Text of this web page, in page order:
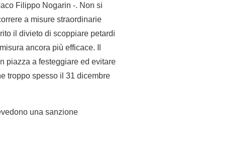
Filippo Nogarin -. Non si
a misure straordinarie
il divieto di scoppiare petardi
ancora più efficace. Il
piazza a festeggiare ed evitare
troppo spesso il 31 dicembre
una sanzione